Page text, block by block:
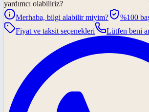
yardımcı olabiliriz?
Merhaba, bilgi alabilir miyim?
%100
Fiyat ve taksit seçenekleri
Lütfen beni